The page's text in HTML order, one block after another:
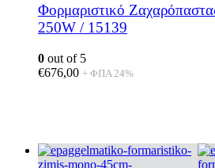
Φορμαριστικό
250W / 15139
0 out of 5
€676,00 + ΦΠΑ 24%